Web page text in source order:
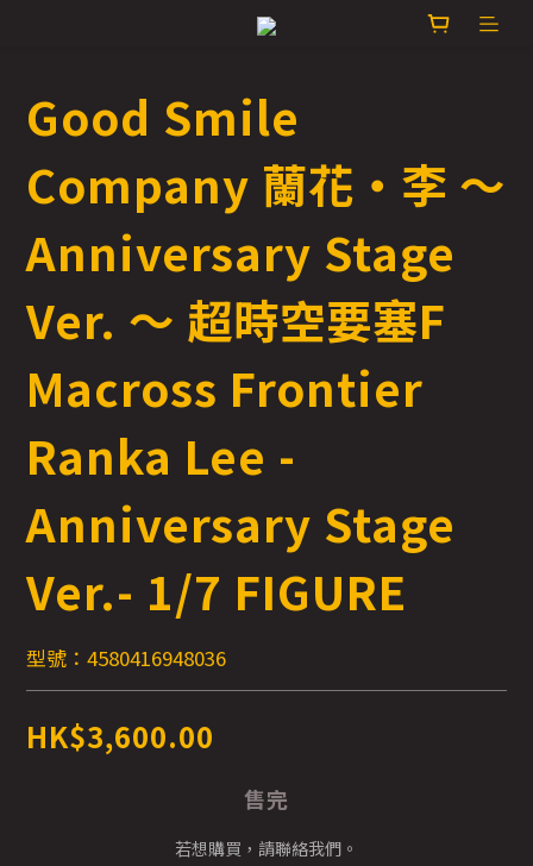
Good Smile
Company 蘭花‧李 ～
Anniversary Stage
Ver. ～ 超時空要塞F
Macross Frontier
Ranka Lee -
Anniversary Stage
Ver.- 1/7 FIGURE
型號：4580416948036
HK$3,600.00
售完
若想購買，請聯絡我們。